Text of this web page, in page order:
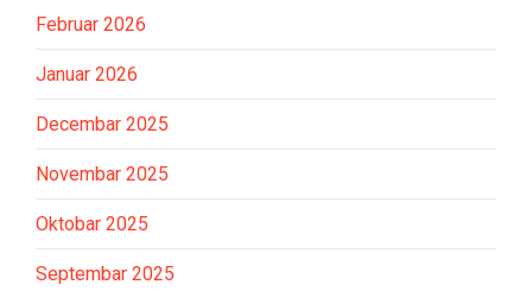
Februar 2026
Januar 2026
Decembar 2025
Novembar 2025
Oktobar 2025
Septembar 2025